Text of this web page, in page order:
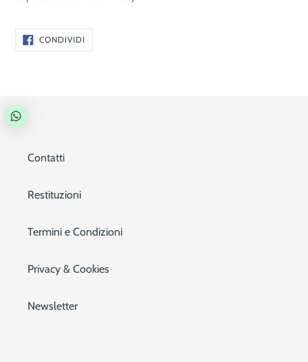
CONDIVIDI
Contatti
Restituzioni
Termini e Condizioni
Privacy & Cookies
Newsletter